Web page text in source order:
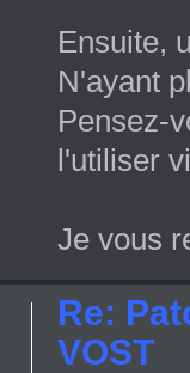
Ensuite,
N'ayant
Pensez-
l'utiliser
Je vous
Re:
VOST